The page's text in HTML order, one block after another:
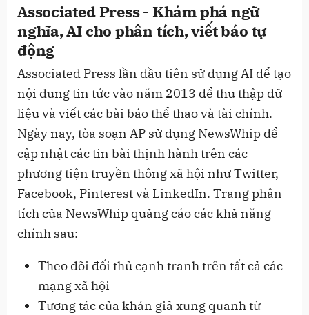
Associated Press - Khám phá ngữ
nghĩa, AI cho phân tích, viết báo tự
động
Associated Press lần đầu tiên sử dụng AI để tạo
nội dung tin tức vào năm 2013 để thu thập dữ
liệu và viết các bài báo thể thao và tài chính.
Ngày nay, tòa soạn AP sử dụng NewsWhip để
cập nhật các tin bài thịnh hành trên các
phương tiện truyền thông xã hội như Twitter,
Facebook, Pinterest và LinkedIn. Trang phân
tích của NewsWhip quảng cáo các khả năng
chính sau:
Theo dõi đối thủ cạnh tranh trên tất cả các
mạng xã hội
Tương tác của khán giả xung quanh từ